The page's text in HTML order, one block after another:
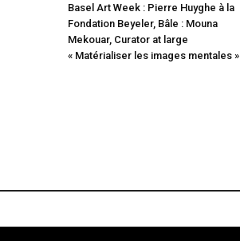
Basel Art Week : Pierre Huyghe à la
Fondation Beyeler, Bâle : Mouna
Mekouar, Curator at large
« Matérialiser les images mentales »